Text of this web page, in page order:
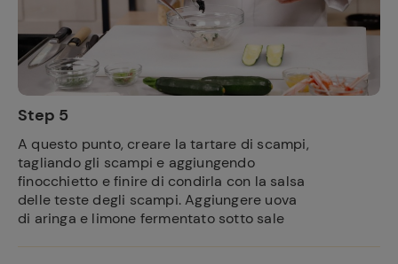
Step 5
A questo punto, creare la tartare di scampi,
tagliando gli scampi e aggiungendo
finocchietto e finire di condirla con la salsa
delle teste degli scampi. Aggiungere uova
di aringa e limone fermentato sotto sale
preferite